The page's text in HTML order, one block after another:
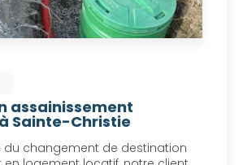
assainissement
Sainte-Christie
du changement de destination